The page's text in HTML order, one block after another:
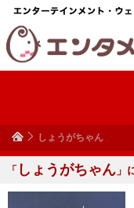
しょうがちゃん
「 しょうがちゃん 」